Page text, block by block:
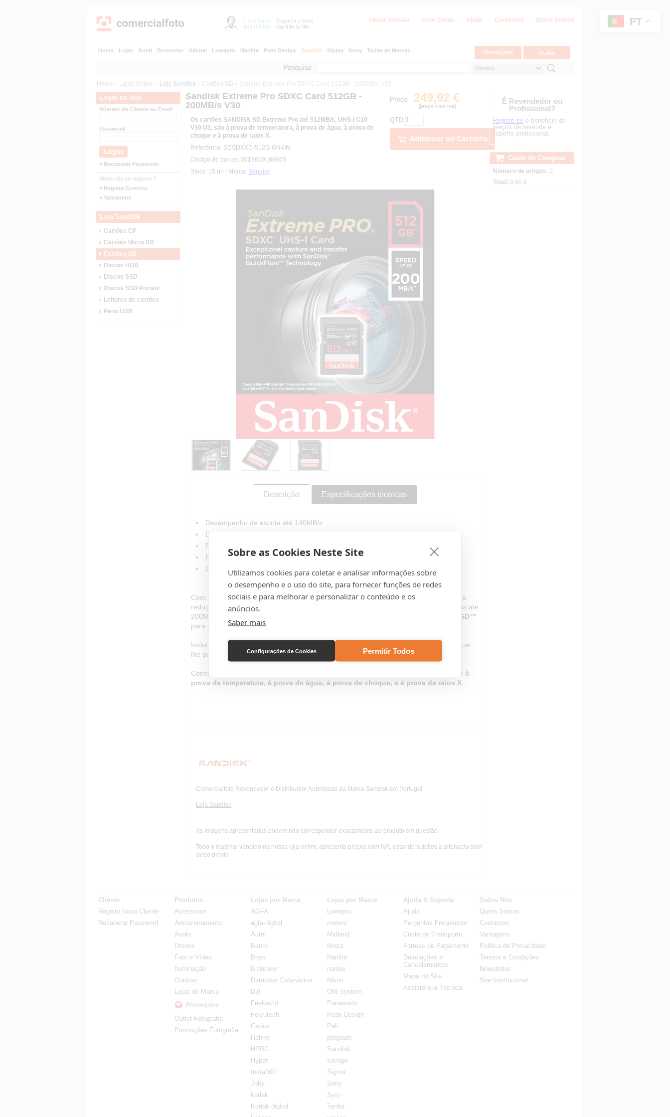
Sobre as Cookies Neste Site
Utilizamos cookies para coletar e analisar informações sobre
o desempenho e o uso do site, para fornecer funções de redes
sociais e para melhorar e personalizar o conteúdo e os
anúncios.
Saber mais
Configurações de Cookies Permitir Todos
PT
Iniciar Sessão Criar Conta Ajuda Contactos Quem Somos
Home Lojas Autel Broncolor Hähnel Lowepro Nanlite Peak Design Sandisk Sigma Sony Todas as Marcas
Home » Lojas Online » Loja Sandisk » Cartões SD » Sandisk Extreme Pro SDXC Card 512GB - 200MB/s V30
Login na loja
Número de Cliente ou Email
Password
» Recuperar Password
Ainda não se registou ?
» Registo Gratuito
» Vantagens
Loja Sandisk
Cartões CF
Cartões Micro SD
Cartões SD
Discos HDD
Discos SSD
Discos SSD Portatil
Leitores de cartões
Pens USB
Sandisk Extreme Pro SDXC Card 512GB -
200MB/s V30
Os cartões SANDISK SD Extreme Pro até 512MB/s, UHS-I C10
V30 U3, são à prova de temperatura, à prova de água, à prova de
choque e à prova de raios X.
Referência: SDSDXXD-512G-GN4IN
Código de barras: 0619659188665
Stock: 15 un | Marca: Sandisk
Preço 249,92 €
(preço com iva)
QTD
Adicionar ao Carrinho
Descrição Especificações técnicas
Desempenho de escrita até 140MB/s
Desempenho de leitura até 200MB/s
Perfeito para vídeo 4K UHD
Recuperar imagens apagadas acidentalmente
Durabilidade com que pode contar
Com a tecnologiaSanDisk® QuickFlow™,este cartão optimiza o desempenho para a
redução de tempos de descarga de suportes com velocidades de transferência rápidas até
200MB/s (64GB - 1TB). Par com o SanDisk® Professional
PRO-READER SD e microSD™
para atingir velocidades máximas (vendido separadamente).
Inclui uma oferta para o software de recuperação de dados RescuePRO® Deluxe
que
lhe permite restaurar imagens apagadas acidentalmente.
Construído e testado em condições difíceis, o
cartão SanDisk Extreme SD™ UHS-I é à
prova de temperatura, à prova de água, à prova de choque, e à prova de raios X.
Comercialfoto Revendedor e Distribuidor Autorizado da Marca Sandisk em Portugal
Loja Sandisk
As imagens apresentadas podem não corresponder exactamente ao produto em questão
Todo o material vendido na nossa loja online apresenta preços com IVA, estando sujeitos a alteração sem
aviso prévio
É Revendedor ou
Profissional?
Registe-se e beneficie de
preços de revenda e
suporte profissional.
Cesto de Compras
Número de artigos: 0
Total: 0,00 €
Cliente
Registo Novo Cliente
Recuperar Password
Produtos
Acessorios
Armazenamento
Audio
Drones
Foto e Vídeo
Iluminação
Outdoor
Lojas de Marca
Outlet Fotografia
Promoções Fotografia
Lojas por Marca
AGFA
agfa-digital
Autel
Benro
Boya
Broncolor
Datacolor Colorvision
DJI
Feelworld
Feiyutech
Godox
Hahnel
HPRC
Hyper
Insta360
Joby
kodak
Kodak digital
Lojas por Marca
Lowepro
meters
Midland
Moza
Nanlite
nanlux
Nikon
OM System
Panasonic
Peak Design
Peli
prograde
Sandisk
savage
Sigma
Sony
Syrp
Tenba
Ajuda & Suporte
Ajuda
Perguntas Frequentes
Custo de Transporte
Formas de Pagamento
Devoluções e
Cancelamentos
Mapa do Site
Assistência Técnica
Sobre Nós
Quem Somos
Contactos
Vantagens
Politica de Privacidade
Termos e Condições
Newsletter
Site Institucional